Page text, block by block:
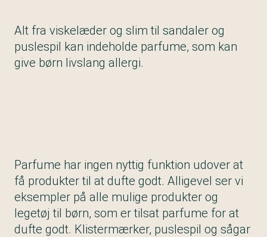
Alt fra viskelæder og slim til sandaler og
puslespil kan indeholde parfume, som kan
give børn livslang allergi.
Parfume har ingen nyttig funktion udover at
få produkter til at dufte godt. Alligevel ser vi
eksempler på alle mulige produkter og
legetøj til børn, som er tilsat parfume for at
dufte godt. Klistermærker, puslespil og sågar